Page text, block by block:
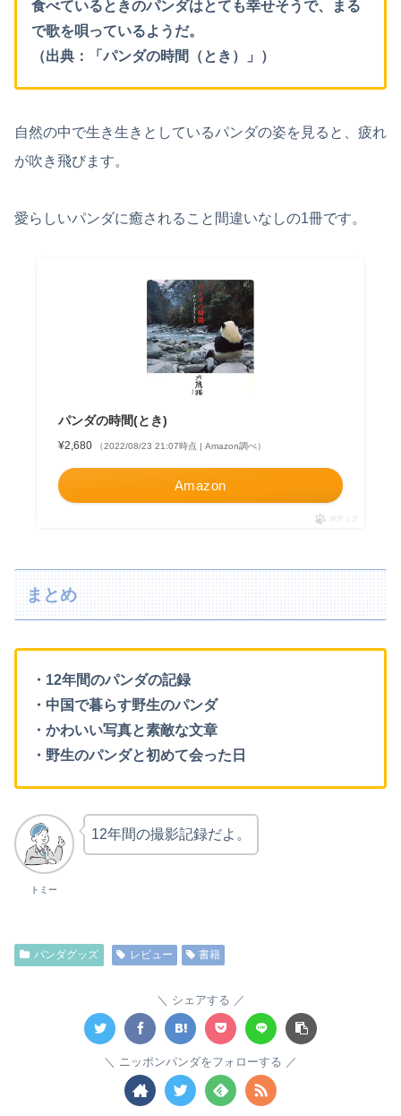
食べているときのパンダはとても幸せそうで、まる
で歌を唄っているようだ。
（出典：「パンダの時間（とき）」）
自然の中で生き生きとしているパンダの姿を見ると、疲れ
が吹き飛びます。
愛らしいパンダに癒されること間違いなしの1冊です。
パンダの時間(とき)
¥2,680 （2022/08/23 21:07時点 | Amazon調べ）
Amazon
ポチップ
まとめ
・12年間のパンダの記録
・中国で暮らす野生のパンダ
・かわいい写真と素敵な文章
・野生のパンダと初めて会った日
トミー
12年間の撮影記録だよ。
パンダグッズ レビュー 書籍
シェアする
ニッポンパンダをフォローする